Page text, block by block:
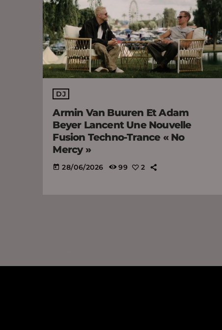
DJ
Armin Van Buuren Et Adam
Beyer Lancent Une Nouvelle
Fusion Techno-Trance « No
Mercy »
today 28/06/2026 99 2